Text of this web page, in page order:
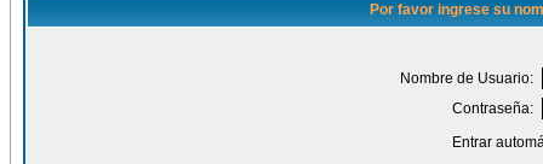
Por favor ingrese su
Nombre de Usuario:
Contraseña:
Entrar